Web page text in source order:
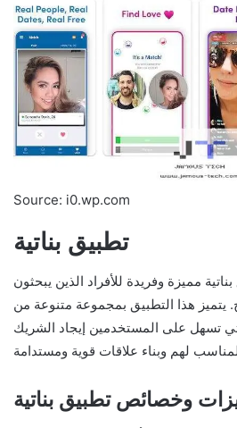
Source: i0.wp.com
تطبيق بناتية
مميزة وفريدة للأفراد الذين يبحثون
يتميز هذا التطبيق بمجموعة متنوعة من
تسهل على المستخدمين إيجاد الشريك
وخصائص تطبيق بناتية